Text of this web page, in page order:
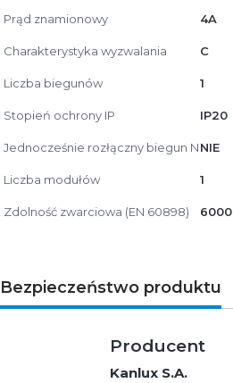
Prąd znamionowy 4A
Charakterystyka wyzwalania C
Liczba biegunów 1
Stopień ochrony IP IP20
Jednocześnie rozłączny biegun NNIE
Liczba modułów 1
Zdolność zwarciowa (EN 60898) 6000
Bezpieczeństwo produktu
Producent
Kanlux S.A.